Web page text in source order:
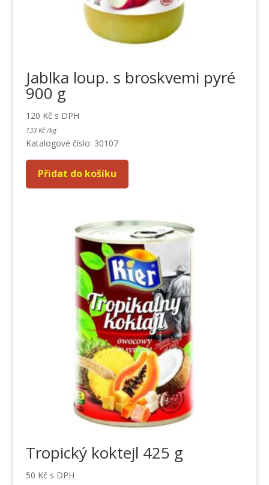
Jablka loup. s broskvemi pyré
900 g
120 Kč s DPH
133 Kč /kg
Katalogové číslo: 30107
Přidat do košíku
Tropický koktejl 425 g
50 Kč s DPH